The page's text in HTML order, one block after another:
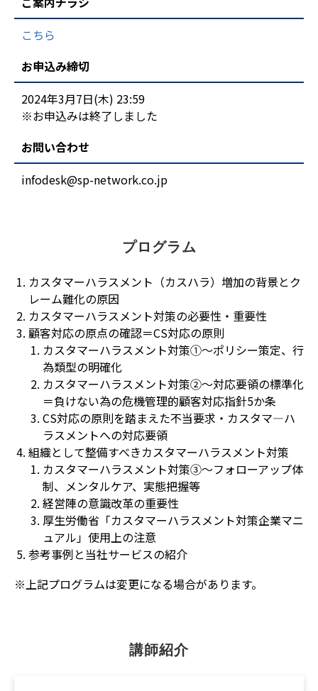
こちら
お申込み締切
2024年3月7日(木) 23:59
※お申込みは終了しました
お問い合わせ
infodesk@sp-network.co.jp
プログラム
カスタマーハラスメント（カスハラ）増加の背景とク
レーム難化の原因
カスタマーハラスメント対策の必要性・重要性
顧客対応の原点の確認＝CS対応の原則
カスタマーハラスメント対策①～ポリシー策定、行
為類型の明確化
カスタマーハラスメント対策②～対応要領の標準化
＝負けない為の危機管理的顧客対応指針5か条
CS対応の原則を踏まえた不当要求・カスタマ―ハ
ラスメントへの対応要領
組織として整備すべきカスタマーハラスメント対策
カスタマーハラスメント対策③～フォローアップ体
制、メンタルケア、実態把握等
経営陣の意識改革の重要性
厚生労働省「カスタマーハラスメント対策企業マニ
ュアル」使用上の注意
参考事例と当社サービスの紹介
※上記プログラムは変更になる場合があります。
講師紹介